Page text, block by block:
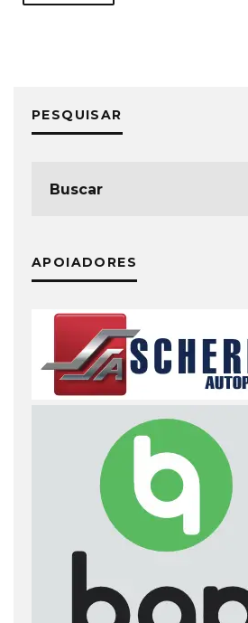
PESQUISAR
APOIADORES